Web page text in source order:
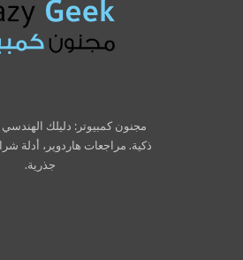
مجنون كمبيوتر: دليلك الهندسي
ذكية. مراجعات هاردوير، أدلة
جذرية.